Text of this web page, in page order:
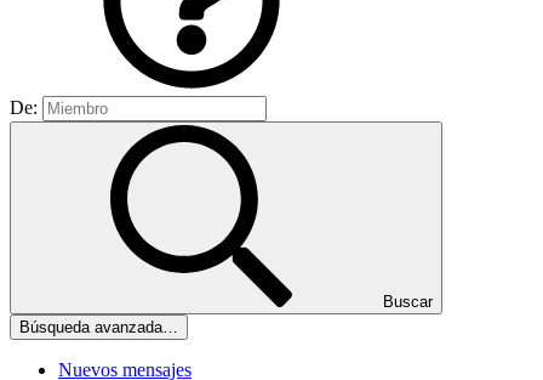
De:
Buscar
Búsqueda avanzada…
Nuevos mensajes